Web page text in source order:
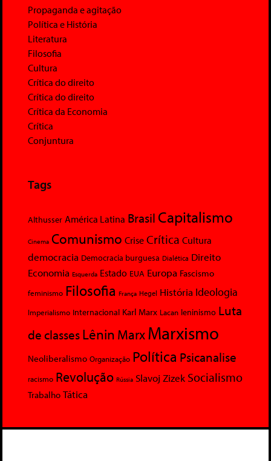
Propaganda e agitação
Política e História
Literatura
Filosofia
Cultura
Crítica do direito
Crítica do direito
Crítica da Economia
Crítica
Conjuntura
Tags
Althusser América Latina Brasil Capitalismo
Cinema Comunismo Crise Crítica Cultura
democracia Democracia burguesa Dialética Direito
Economia Esquerda Estado EUA Europa Fascismo
feminismo Filosofia França Hegel História Ideologia
Imperialismo Internacional Karl Marx Lacan leninismo Luta
de classesLênin MarxMarxismo
Neoliberalismo Organização Política Psicanalise
racismo Revolução Rússia Slavoj Zizek Socialismo
Trabalho Tática